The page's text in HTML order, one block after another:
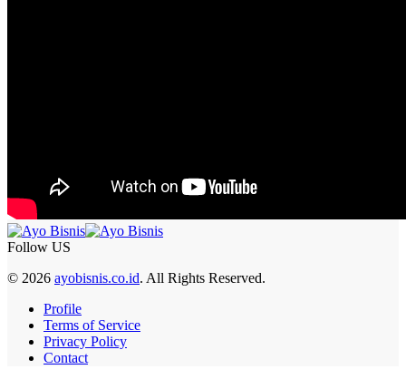
Follow US
© 2026 ayobisnis.co.id. All Rights Reserved.
Profile
Terms of Service
Privacy Policy
Contact